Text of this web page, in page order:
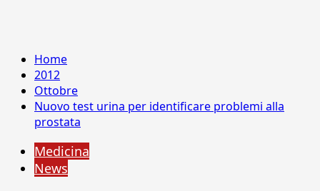
Home
2012
Ottobre
Nuovo test urina per identificare problemi alla
prostata
Medicina
News